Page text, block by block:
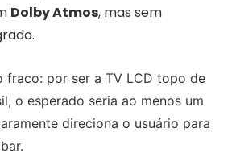
Dolby Atmos, mas sem
fraco: por ser a TV LCD topo de
o esperado seria ao menos um
direciona o usuário para